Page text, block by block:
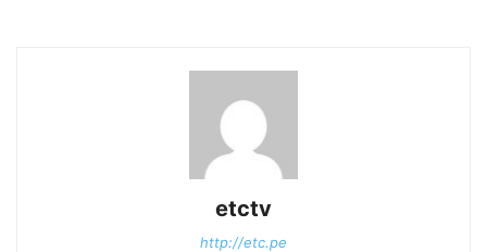
etctv
http://etc.pe